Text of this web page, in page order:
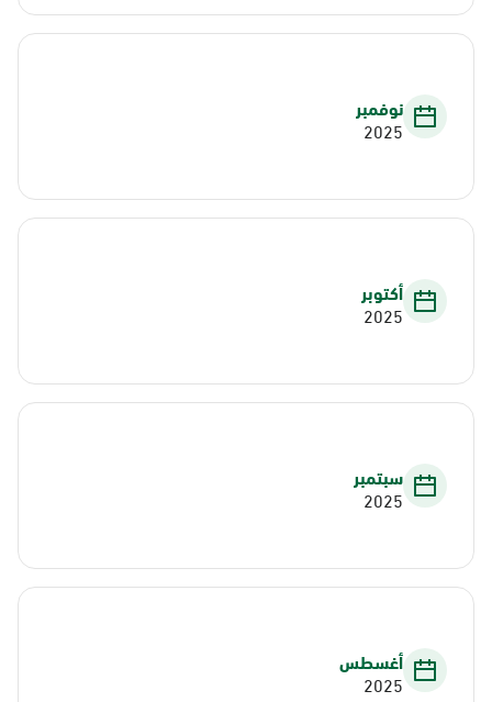
نوفمبر
2025
أكتوبر
2025
سبتمبر
2025
أغسطس
2025